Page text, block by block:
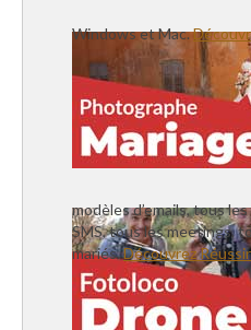
Windows et Mac.
modèles d’emails, tous
SMS, tous les meetings,
mariés.Découvrez